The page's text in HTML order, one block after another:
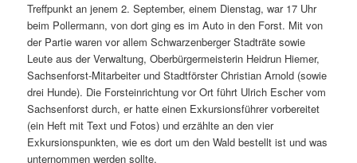
Treffpunkt an jenem 2. September, einem Dienstag, war 17 Uhr
beim Pollermann, von dort ging es im Auto in den Forst. Mit von
der Partie waren vor allem Schwarzenberger Stadträte sowie
Leute aus der Verwaltung, Oberbürgermeisterin Heidrun Hiemer,
Sachsenforst-Mitarbeiter und Stadtförster Christian Arnold (sowie
drei Hunde). Die Forsteinrichtung vor Ort führt Ulrich Escher vom
Sachsenforst durch, er hatte einen Exkursionsführer vorbe­reitet
(ein Heft mit Text und Fotos) und erzählte an den vier
Exkursionspunkten, wie es dort um den Wald bestellt ist und was
unter­nommen werden sollte.